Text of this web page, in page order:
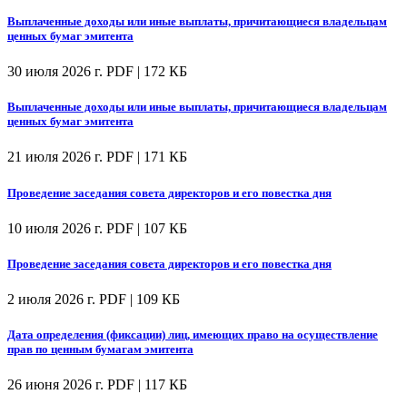
Выплаченные доходы или иные выплаты, причитающиеся владельцам
ценных бумаг эмитента
30 июля 2026 г. PDF | 172 КБ
Выплаченные доходы или иные выплаты, причитающиеся владельцам
ценных бумаг эмитента
21 июля 2026 г. PDF | 171 КБ
Проведение заседания совета директоров и его повестка дня
10 июля 2026 г. PDF | 107 КБ
Проведение заседания совета директоров и его повестка дня
2 июля 2026 г. PDF | 109 КБ
Дата определения (фиксации) лиц, имеющих право на осуществление
прав по ценным бумагам эмитента
26 июня 2026 г. PDF | 117 КБ